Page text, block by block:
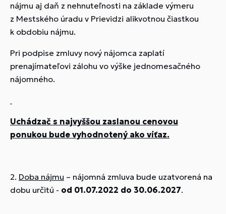
nájmu aj daň z nehnuteľnosti na základe výmeru
z Mestského úradu v Prievidzi alikvotnou čiastkou
k obdobiu nájmu.
Pri podpise zmluvy nový nájomca zaplatí
prenajímateľovi zálohu vo výške jednomesačného
nájomného.
Uchádzač s najvyššou zaslanou cenovou
ponukou bude vyhodnotený ako víťaz.
2. Doba nájmu – nájomná zmluva bude uzatvorená na
dobu určitú - od 01.07.2022 do 30.06.2027.